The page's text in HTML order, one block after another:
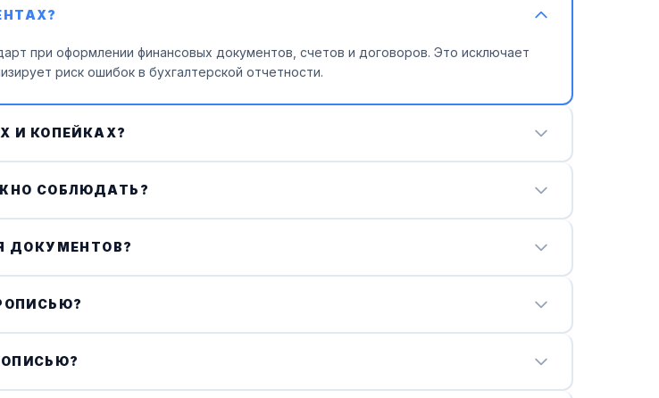
при оформлении финансовых документов, счетов и договоров. Это исключает
риск ошибок в бухгалтерской отчетности.
И КОПЕЙКАХ?
от числового значения.
СОБЛЮДАТЬ?
при переводе цифр в текст.
ДОКУМЕНТОВ?